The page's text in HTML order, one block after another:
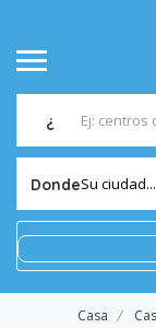
¿
DondeSu ciudad...
Casa